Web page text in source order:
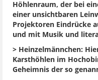
Höhlenraum, der bei
einer unsichtbaren
Projektoren Eindrücke
und mit Musik und
> Heinzelmännchen:
Karsthöhlen im
Geheimnis der so